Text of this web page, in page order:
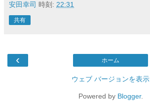
安田幸司 時刻: 22:31
共有
‹ ホーム
ウェブ バージョンを表示
Powered by Blogger.